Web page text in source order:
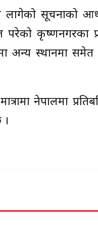
लागेको सूचनाको
परेको कृष्णनगरका
अन्य स्थानमा
नेपालमा